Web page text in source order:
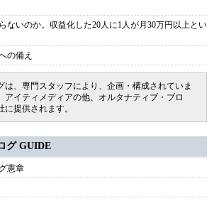
ないのか。収益化した20人に1人が月30万円以上とい
の備え
は、専門スタッフにより、企画・構成されていま
アイティメディアの他、オルタナティブ・ブロ
提供されます。
グ GUIDE
憲章